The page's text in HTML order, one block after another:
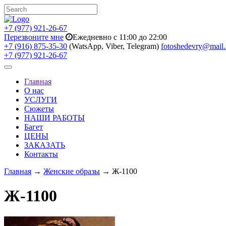
+7 (977) 921-26-67
Перезвоните мне
Ежедневно с 11:00 до 22:00
+7 (916) 875-35-30 (WatsApp, Viber, Telegram)
+7 (977) 921-26-67
Toggle
navigationГлавная
О нас
УСЛУГИ
Сюжеты
НАШИ РАБОТЫ
Багет
ЦЕНЫ
ЗАКАЗАТЬ
Контакты
Главная → Женские образы → Ж-1100
Ж-1100